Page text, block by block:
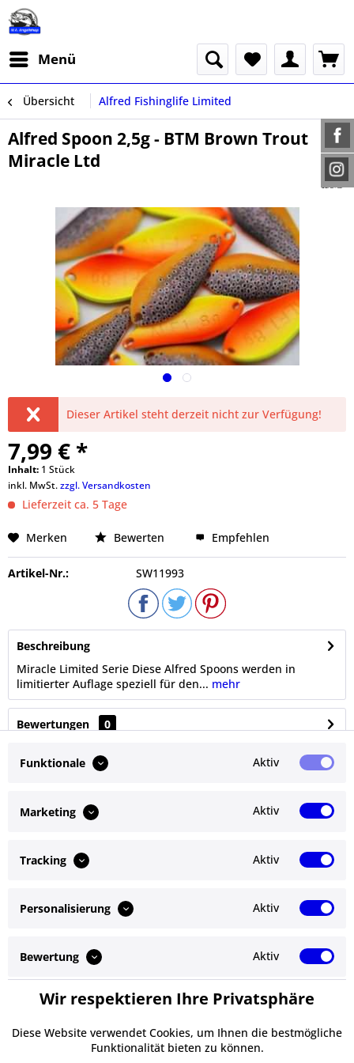
Menü
Übersicht Alfred Fishinglife Limited
Alfred Spoon 2,5g - BTM Brown Trout
Miracle Ltd
Dieser Artikel steht derzeit nicht zur Verfügung!
7,99 € *
Inhalt: 1 Stück
inkl. MwSt.zzgl. Versandkosten
Lieferzeit ca. 5 Tage
Merken Bewerten Empfehlen
Artikel-Nr.: SW11993
Beschreibung
Miracle Limited Serie Diese Alfred Spoons werden in
limitierter Auflage speziell für den... mehr
Bewertungen
0
Kunden haben sich ebenfalls angesehen
Service Hotline
Shop Service
Informationen
Funktionale Aktiv
Marketing Aktiv
Tracking Aktiv
Personalisierung Aktiv
Bewertung Aktiv
Service Aktiv
Wir respektieren Ihre Privatsphäre
Diese Website verwendet Cookies, um Ihnen die bestmögliche
Funktionalität bieten zu können.